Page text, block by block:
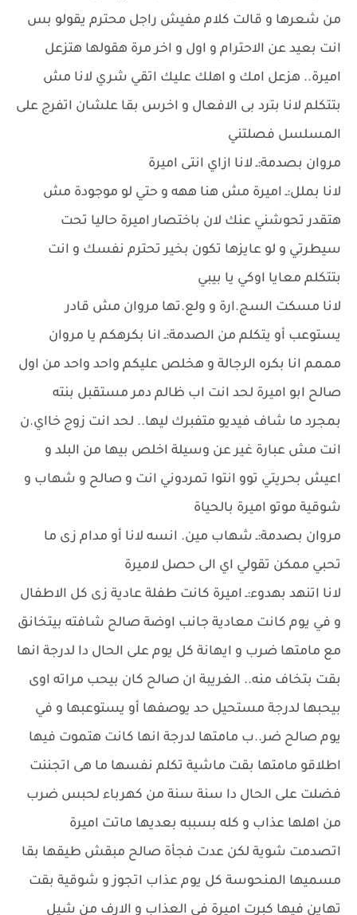
من شعرها و قالت كلام مفيش راجل محترم يقولو بس
انت بعيد عن الاحترام و اول و اخر مرة هقولها هتزعل
اميرة.. هزعل امك و اهلك عليك اتقي شري لانا مش
بتتكلم لانا بترد بى الافعال و اخرس بقا علشان اتفرج على
المسلسل فصلتني
مروان بصدمة:ـ لانا ازاي انتى اميرة
لانا بملل:ـ اميرة مش هنا ههه و حتي لو موجودة مش
هتقدر تحوشني عنك لان باختصار اميرة حاليا تحت
سيطرتي و لو عايزها تكون بخير تحترم نفسك و انت
بتتكلم معايا اوكي يا بيبي
لانا مسكت السج.ارة و ولع.تها مروان مش قادر
يستوعب أو يتكلم من الصدمة:ـ انا بكرهكم يا مروان
مممم انا بكره الرجالة و هخلص عليكم واحد واحد من اول
صالح ابو اميرة لحد انت اب ظالم دمر مستقبل بنته
بمجرد ما شاف فيديو متفبرك ليها.. لحد انت زوج خااي.ن
انت مش عبارة غير عن وسيلة اخلص بيها من البلد و
اعيش بحريتي توو انتوا تمردوني انت و صالح و شهاب و
شوقية موتو اميرة بالحياة
مروان بصدمة:ـ شهاب مين. انسه لانا أو مدام زى ما
تحبي ممكن تقولي اي الى حصل لاميرة
لانا اتنهد بهدوء:ـ اميرة كانت طفلة عادية زى كل الاطفال
و في يوم كانت معادية جانب اوضة صالح شافته بيتخانق
مع مامتها ضرب و ايهانة كل يوم على الحال دا لدرجة انها
بقت بتخاف منه.. الغريبة ان صالح كان بيحب مراته اوى
بيحبها لدرجة مستحيل حد يوصفها أو يستوعبها و في
يوم صالح ضر..ب مامتها لدرجة انها كانت هتموت فيها
اطلاقو مامتها بقت ماشية تكلم نفسها ما هى اتجننت
فضلت على الحال دا سنة سنة من كهرباء لحبس ضرب
من اهلها عذاب و كله بسببه بعديها ماتت اميرة
اتصدمت شوية لكن عدت فجأة صالح مبقش طيقها بقا
مسميها المنحوسة كل يوم عذاب اتجوز و شوقية بقت
تهاين فيها كبرت اميرة في العذاب و الارف من شيل